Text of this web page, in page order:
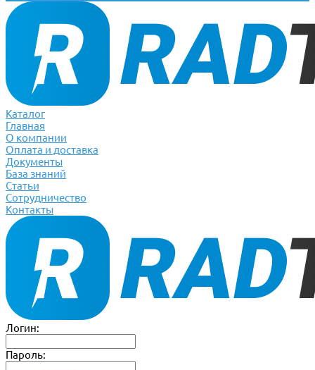
Каталог
Главная
О компании
Оплата и доставка
Документы
База знаний
Статьи
Сотрудничество
Контакты
Логин:
Пароль: